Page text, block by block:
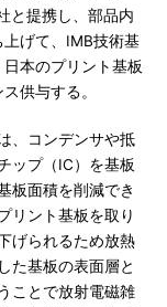
と提携し、部品内
げて、IMB技術基
本のプリント基板
供与する。
、コンデンサや抵
ップ（IC）を基板
板面積を削減でき
リント基板を取り
げられるため放熱
た基板の表面層と
ことで放射電磁雑